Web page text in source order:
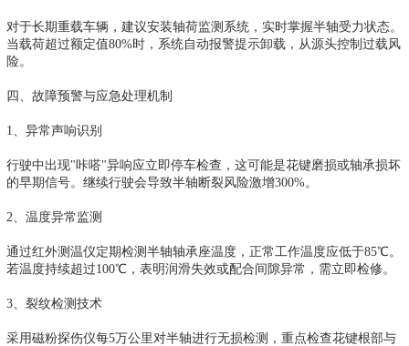
对于长期重载车辆，建议安装轴荷监测系统，实时掌握半轴受力状态。
当载荷超过额定值80%时，系统自动报警提示卸载，从源头控制过载风
险。
四、故障预警与应急处理机制
1、异常声响识别
行驶中出现"咔嗒"异响应立即停车检查，这可能是花键磨损或轴承损坏
的早期信号。继续行驶会导致半轴断裂风险激增300%。
2、温度异常监测
通过红外测温仪定期检测半轴轴承座温度，正常工作温度应低于85℃。
若温度持续超过100℃，表明润滑失效或配合间隙异常，需立即检修。
3、裂纹检测技术
采用磁粉探伤仪每5万公里对半轴进行无损检测，重点检查花键根部与